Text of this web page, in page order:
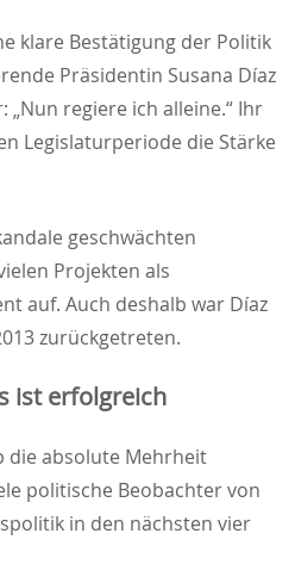
klare Bestätigung der Politik
Präsidentin Susana Díaz
„Nun regiere ich alleine.“ Ihr
Legislaturperiode die Stärke
geschwächten
Projekten als
auf. Auch deshalb war Díaz
zurückgetreten.
ist erfolgreich
die absolute Mehrheit
politische Beobachter von
in den nächsten vier